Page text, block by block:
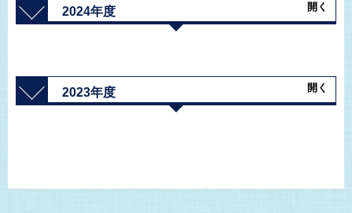
2024年度 開く
2023年度 開く